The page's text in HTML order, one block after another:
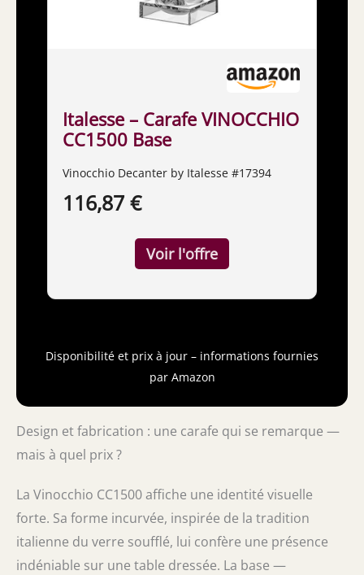
Italesse – Carafe VINOCCHIO
CC1500 Base
Vinocchio Decanter by Italesse #17394
116,87 €
Disponibilité et prix à jour – informations fournies
par Amazon
Design et fabrication : une carafe qui se remarque —
mais à quel prix ?
La Vinocchio CC1500 affiche une identité visuelle
forte. Sa forme incurvée, inspirée de la tradition
italienne du verre soufflé, lui confère une présence
indéniable sur une table dressée. La base —